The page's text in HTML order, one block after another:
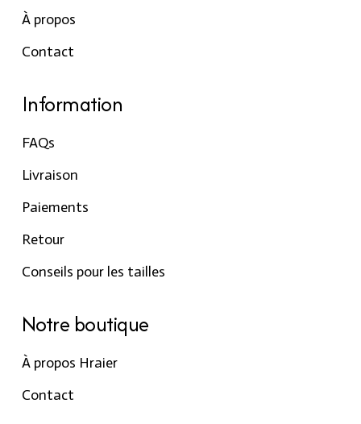
À propos
Contact
Information
FAQs
Livraison
Paiements
Retour
Conseils pour les tailles
Notre boutique
À propos Hraier
Contact